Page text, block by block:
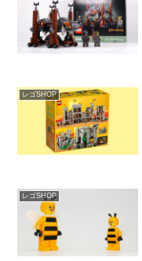
レゴSHOP
レゴSHOP